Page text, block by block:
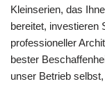
Kleinserien, das
bereitet, investieren
professioneller
bester
unser Betrieb